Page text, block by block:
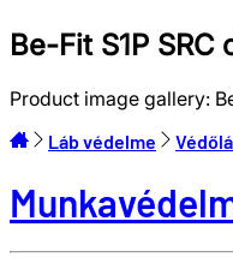
Be-Fit S1P
Product image gallery:
Láb védelme